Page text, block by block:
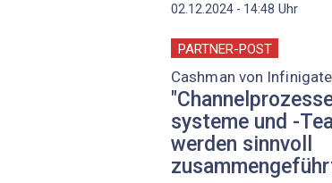
02.12.2024 - 14:48 Uhr
PARTNER-POST
Cashman von Infinigate
systeme und -
werden sinnvoll